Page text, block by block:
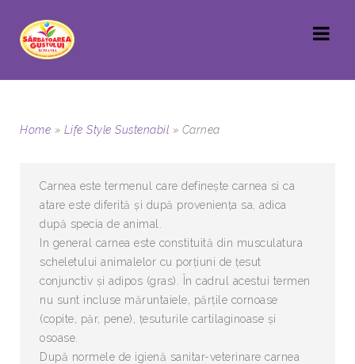
Home » Life Style Sustenabil » Carnea
Carnea este termenul care definește carnea si ca
atare este diferită și după proveniența sa, adica
după specia de animal.
In general carnea este constituită din musculatura
scheletului animalelor cu porțiuni de țesut
conjunctiv și adipos (gras). În cadrul acestui termen
nu sunt incluse măruntaiele, părțile cornoase
(copite, păr, pene), țesuturile cartilaginoase și
osoase.
După normele de igienă sanitar-veterinare carnea